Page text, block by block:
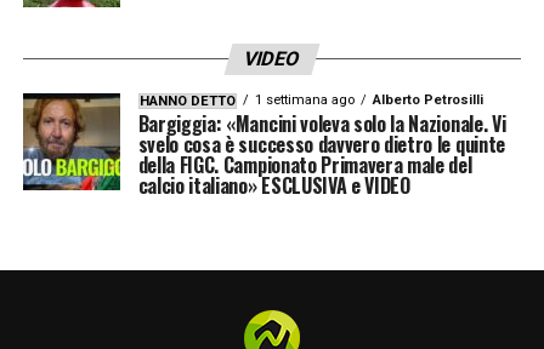
VIDEO
HANNO DETTO 1 settimana ago Alberto Petrosilli
Bargiggia: «Mancini voleva solo la Nazionale. Vi
svelo cosa è successo davvero dietro le quinte
della FIGC. Campionato Primavera male del
calcio italiano» ESCLUSIVA e VIDEO